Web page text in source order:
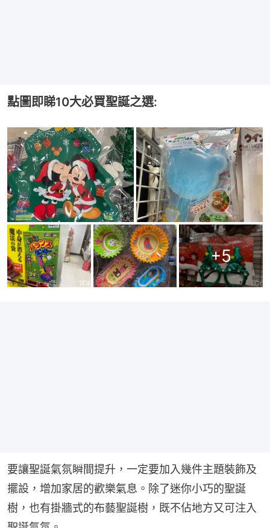
點圖即睇10大必買聖誕之選:
+5
要讓聖誕氣氛瞬間提升，一定要加入幾件主題裝飾及
擺設，增加家居的歡樂氣息。除了迷你小巧的聖誕
樹，也有掛牆式的布藝聖誕樹，既不佔地方又可注入